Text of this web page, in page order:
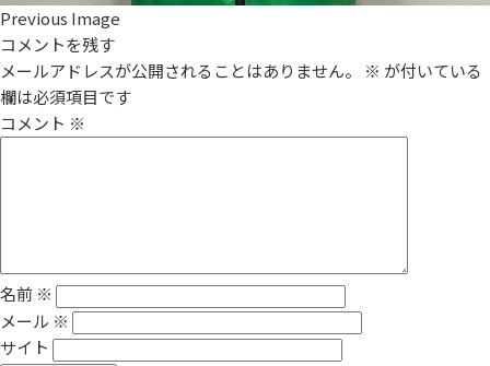
Previous Image
コメントを残す
メールアドレスが公開されることはありません。
※ が付いている
欄は必須項目です
コメント ※
名前 ※
メール ※
サイト